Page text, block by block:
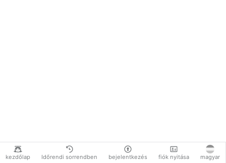
kezdőlap Időrendi sorrendben bejelentkezés fiók nyitása magyar